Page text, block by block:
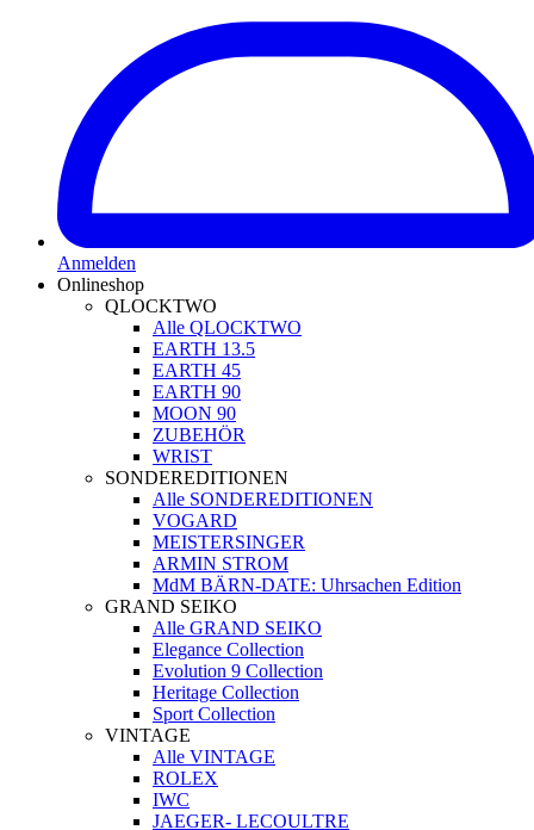
Anmelden
Onlineshop
QLOCKTWO
Alle QLOCKTWO
EARTH 13.5
EARTH 45
EARTH 90
MOON 90
ZUBEHÖR
WRIST
SONDEREDITIONEN
Alle SONDEREDITIONEN
VOGARD
MEISTERSINGER
ARMIN STROM
MdM BÄRN-DATE: Uhrsachen Edition
GRAND SEIKO
Alle GRAND SEIKO
Elegance Collection
Evolution 9 Collection
Heritage Collection
Sport Collection
VINTAGE
Alle VINTAGE
ROLEX
IWC
JAEGER- LECOULTRE